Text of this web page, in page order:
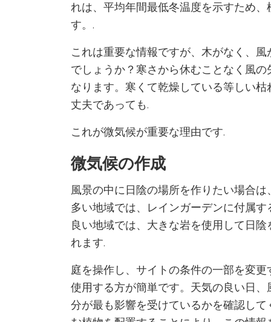
れは、平均年間最低冬温度を示すため
す。.
これは重要な情報ですが、木がなく、
でしょうか？寒さから休むことなく風
なります。寒くて乾燥している等しい
丈夫であっても.
これが微気候が重要な理由です.
微気候の作成
風景の中に日陰の場所を作りたい場合
多い地域では、レインガーデンに付属
良い地域では、大きな岩を使用して日
れます.
庭を操作し、サイトの条件の一部を変
使用する方が簡単です。天気の良い日
分が最も影響を受けているかを確認し